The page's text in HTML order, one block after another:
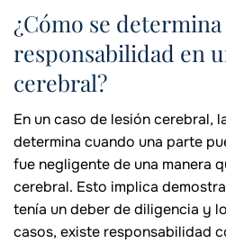
¿Cómo se determina
responsabilidad en
cerebral?
En un caso de lesión cerebral,
determina cuando una parte
fue negligente de una manera
cerebral. Esto implica
tenía un deber de diligencia y
casos, existe responsabilidad